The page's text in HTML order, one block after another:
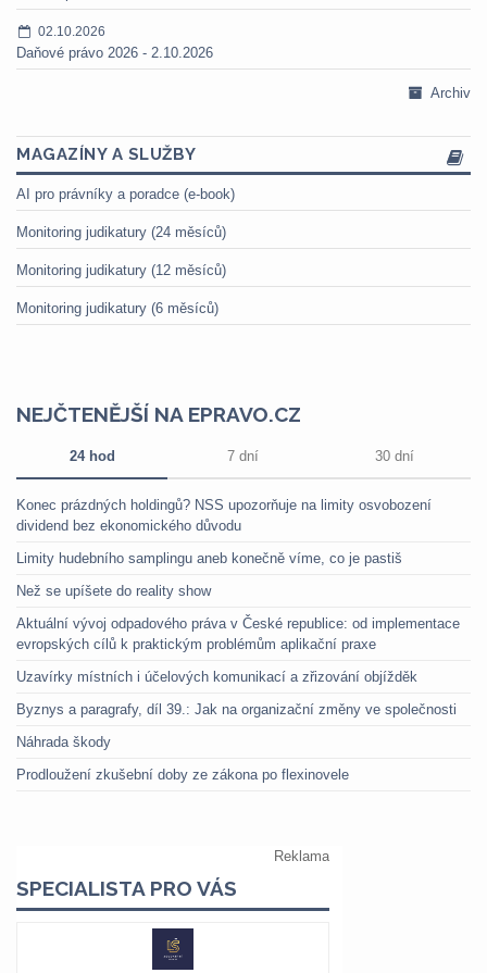
02.10.2026
Daňové právo 2026 - 2.10.2026
Archiv
MAGAZÍNY A SLUŽBY
AI pro právníky a poradce (e-book)
Monitoring judikatury (24 měsíců)
Monitoring judikatury (12 měsíců)
Monitoring judikatury (6 měsíců)
NEJČTENĚJŠÍ NA EPRAVO.CZ
24 hod 7 dní 30 dní
Konec prázdných holdingů? NSS upozorňuje na limity osvobození
dividend bez ekonomického důvodu
Limity hudebního samplingu aneb konečně víme, co je pastiš
Než se upíšete do reality show
Aktuální vývoj odpadového práva v České republice: od implementace
evropských cílů k praktickým problémům aplikační praxe
Uzavírky místních i účelových komunikací a zřizování objížděk
Byznys a paragrafy, díl 39.: Jak na organizační změny ve společnosti
Náhrada škody
Prodloužení zkušební doby ze zákona po flexinovele